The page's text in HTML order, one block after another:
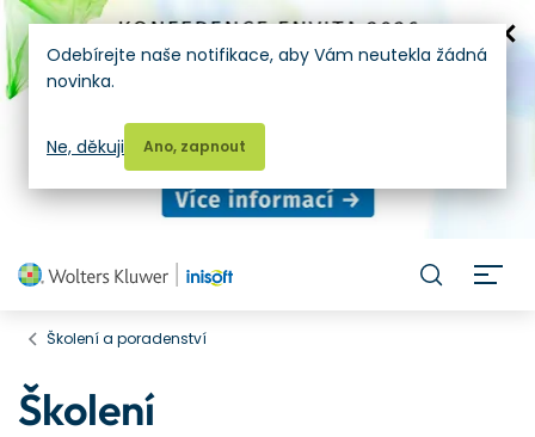
Školení a poradenství
Školení
Odebírejte naše notifikace, aby Vám neutekla žádná
novinka.
Ano, zapnout
Ne, děkuji